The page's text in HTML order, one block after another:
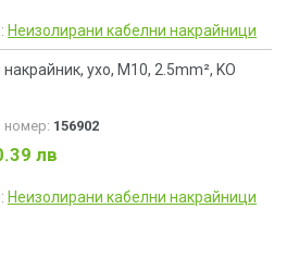
Неизолирани кабелни накрайници
накрайник, ухо, M10, 2.5mm², KO
номер: 156902
лв
Неизолирани кабелни накрайници